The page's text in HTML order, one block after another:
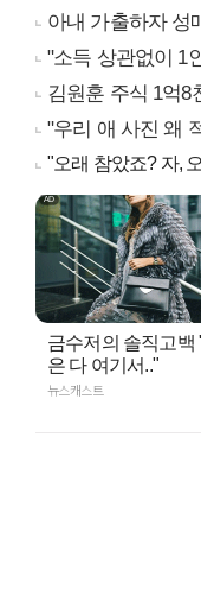
아내 가출하자 성
"소득 상관없이 1
김원훈 주식 1억
"우리 애 사진 왜
"오래 참았죠? 자,
금수저의 솔직고백
은 다 여기서.."
뉴스캐스트